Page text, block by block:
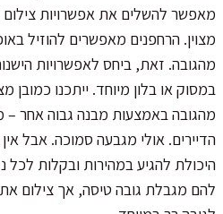
מאפשר להשלים את אפשרויות צילום
מצוין. הרחפנים מאפשרים להוזיל
מהגובה. זאת, ביחס לאפשרויות
במסוק או בלון מיוחד. ייתכנו
מהגובה באמצעות מבנה גבוה אחר –
הדיירים. אולי מגבעה סמוכה. אבל
היכולת להגיע במהירות ובקלות
להם מגבלת גובה טיסה, אך צילום